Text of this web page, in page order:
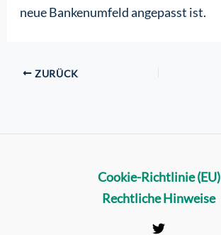
neue Bankenumfeld angepasst ist.
ZURÜCK
Cookie-Richtlinie (EU)
Rechtliche Hinweise